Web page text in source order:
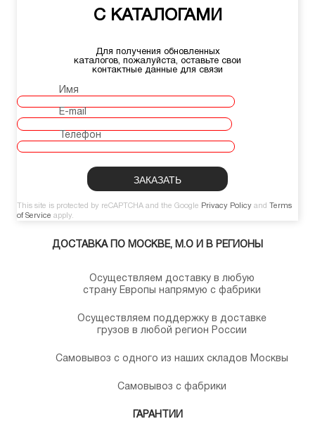
С КАТАЛОГАМИ
Для получения обновленных
каталогов, пожалуйста, оставьте свои
контактные данные для связи
Имя
E-mail
Телефон
This site is protected by reCAPTCHA and the Google Privacy Policy and
Terms
of Service apply.
ДОСТАВКА ПО МОСКВЕ, М.О И В РЕГИОНЫ
Осуществляем доставку в любую
страну Европы напрямую с фабрики
Осуществляем поддержку в доставке
грузов в любой регион России
Самовывоз с одного из наших складов Москвы
Самовывоз с фабрики
ГАРАНТИИ